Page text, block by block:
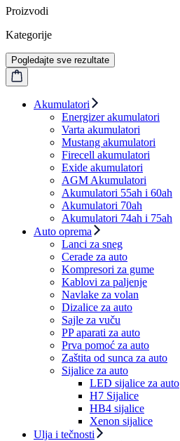
Proizvodi
Kategorije
Pogledajte sve rezultate
Akumulatori
Energizer akumulatori
Varta akumulatori
Mustang akumulatori
Firecell akumulatori
Exide akumulatori
AGM Akumulatori
Akumulatori 55ah i 60ah
Akumulatori 70ah
Akumulatori 74ah i 75ah
Auto oprema
Lanci za sneg
Cerade za auto
Kompresori za gume
Kablovi za paljenje
Navlake za volan
Dizalice za auto
Sajle za vuču
PP aparati za auto
Prva pomoć za auto
Zaštita od sunca za auto
Sijalice za auto
LED sijalice za auto
H7 Sijalice
HB4 sijalice
Xenon sijalice
Ulja i tečnosti